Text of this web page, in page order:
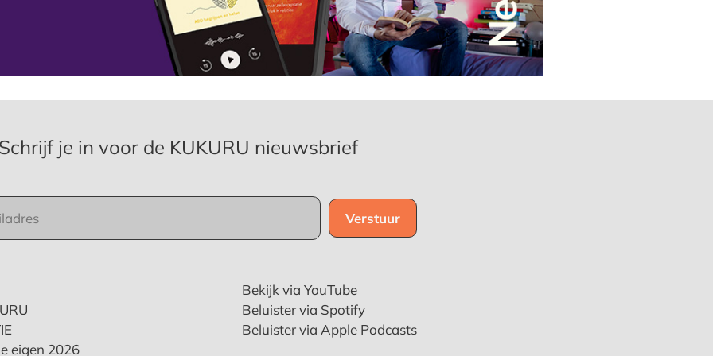
eigen 2026
Bekijk via YouTube
Beluister via Spotify
Beluister via Apple Podcasts
je in voor de KUKURU nieuwsbrief